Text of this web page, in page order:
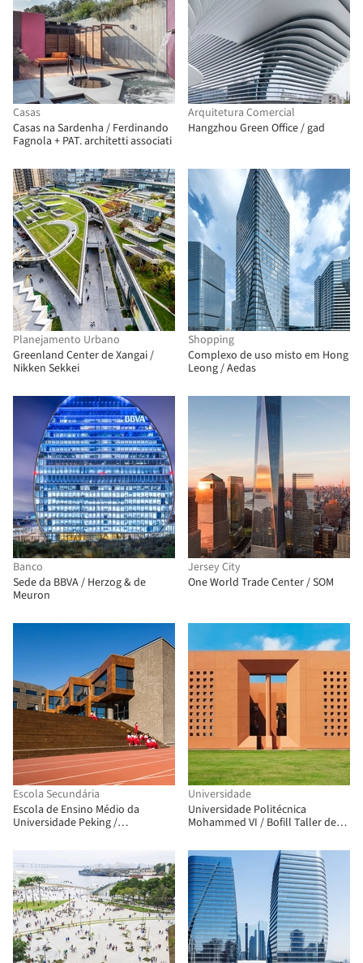
Casas
Casas na Sardenha / Ferdinando
Fagnola + PAT. architetti associati
Arquitetura Comercial
Hangzhou Green Office / gad
Planejamento Urbano
Greenland Center de Xangai /
Nikken Sekkei
Shopping
Complexo de uso misto em Hong
Leong / Aedas
Banco
Sede da BBVA / Herzog & de
Meuron
Jersey City
One World Trade Center / SOM
Escola Secundária
Escola de Ensino Médio da
Universidade Peking /
Universidade
Universidade Politécnica
Mohammed VI / Bofill Taller de